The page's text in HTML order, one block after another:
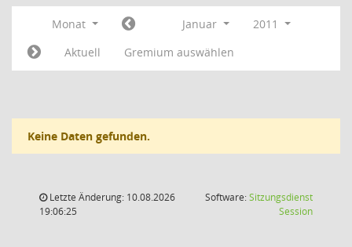
Monat Januar
2011
Aktuell
Gremium auswählen
Keine Daten gefunden.
Letzte Änderung: 10.08.2026
19:06:25
Software:Sitzungsdienst
Session(Wird in